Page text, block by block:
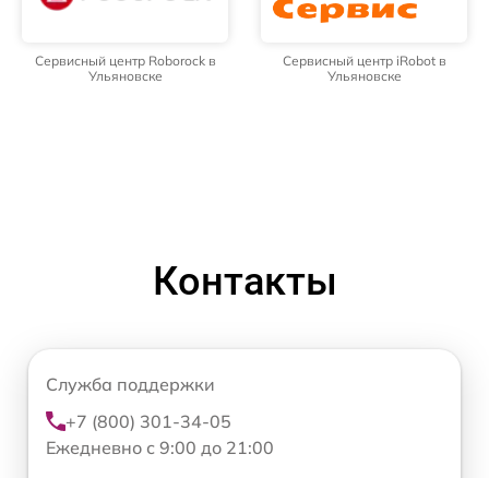
Сервисный центр Roborock в
Ульяновске
Сервисный центр iRobot в
Ульяновске
Контакты
Служба поддержки
+7 (800) 301-34-05
Ежедневно с 9:00 до 21:00